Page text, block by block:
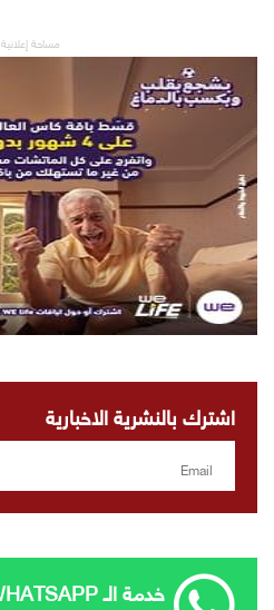
مساحة إعلانية
اشترك بالنشرية الاخبارية
خدمة الـ WHATSAPP